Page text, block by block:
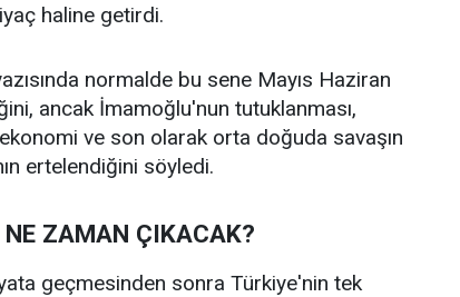
haline getirdi.
normalde bu sene Mayıs Haziran
ancak İmamoğlu'nun tutuklanması,
ve son olarak orta doğuda savaşın
ertelendiğini söyledi.
ZAMAN ÇIKACAK?
geçmesinden sonra Türkiye'nin tek